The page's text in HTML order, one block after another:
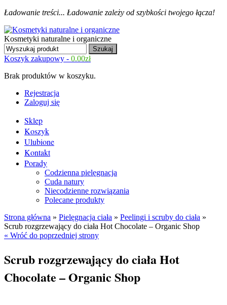
Ładowanie treści... Ładowanie zależy od szybkości twojego łącza!
Kosmetyki naturalne i organiczne
Koszyk zakupowy - 0.00zł
Brak produktów w koszyku.
Rejestracja
Zaloguj się
Sklep
Koszyk
Ulubione
Kontakt
Porady
Codzienna pielęgnacja
Cuda natury
Niecodzienne rozwiązania
Polecane produkty
Strona główna » Pielęgnacja ciała » Peelingi i scruby do ciała »
Scrub rozgrzewający do ciała Hot Chocolate – Organic Shop
« Wróć do poprzedniej strony
Scrub rozgrzewający do ciała Hot
Chocolate – Organic Shop